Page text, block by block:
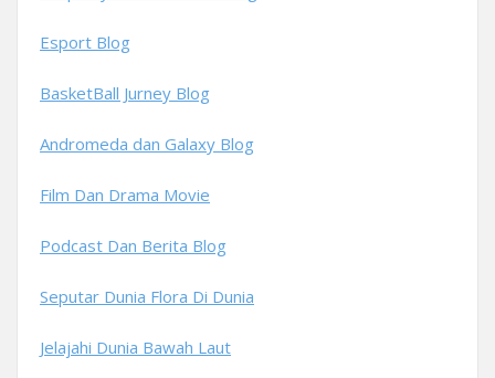
Esport Blog
BasketBall Jurney Blog
Andromeda dan Galaxy Blog
Film Dan Drama Movie
Podcast Dan Berita Blog
Seputar Dunia Flora Di Dunia
Jelajahi Dunia Bawah Laut